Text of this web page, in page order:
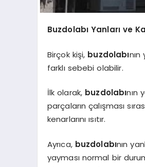
Buzdolabı Yanları ve
Birçok kişi, buzdolabının
farklı sebebi olabilir.
İlk olarak, buzdolabının
parçaların çalışması
kenarlarını ısıtır.
Ayrıca, buzdolabının
yayması normal bir